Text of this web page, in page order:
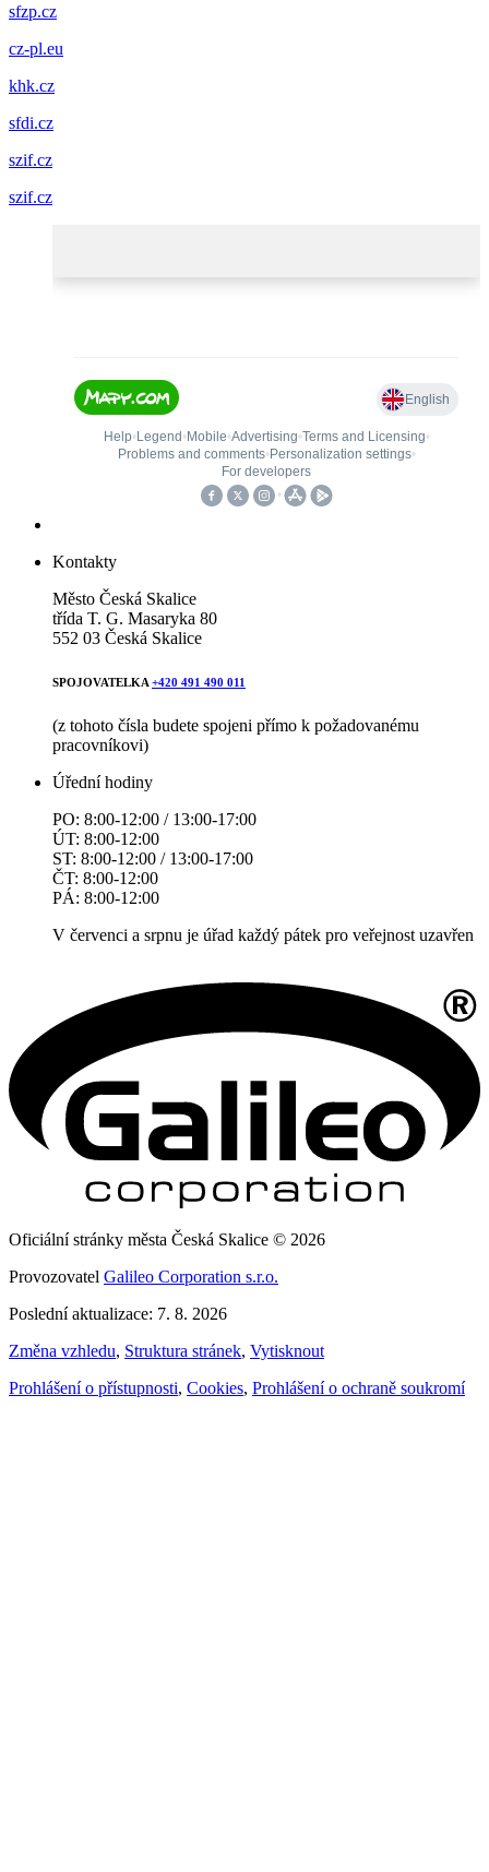
sfzp.cz
cz-pl.eu
khk.cz
sfdi.cz
szif.cz
szif.cz
Kontakty
Město Česká Skalice
třída T. G. Masaryka 80
552 03 Česká Skalice
SPOJOVATELKA +420 491 490 011
(z tohoto čísla budete spojeni přímo k požadovanému
pracovníkovi)
Úřední hodiny
PO: 8:00-12:00 / 13:00-17:00
ÚT: 8:00-12:00
ST: 8:00-12:00 / 13:00-17:00
ČT: 8:00-12:00
PÁ: 8:00-12:00
V červenci a srpnu je úřad každý pátek pro veřejnost uzavřen
Oficiální stránky města Česká Skalice © 2026
Provozovatel Galileo Corporation s.r.o.
Poslední aktualizace: 7. 8. 2026
Změna vzhledu, Struktura stránek, Vytisknout
Prohlášení o přístupnosti, Cookies, Prohlášení o ochraně soukromí